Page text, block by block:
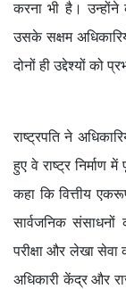
करना भी है। उन्होंने
उसके सक्षम
दोनों ही उद्देश्यों को
राष्ट्रपति ने
हुए वे राष्ट्र निर्माण
कहा कि वित्तीय
सार्वजनिक
परीक्षा और लेखा
अधिकारी केंद्र और